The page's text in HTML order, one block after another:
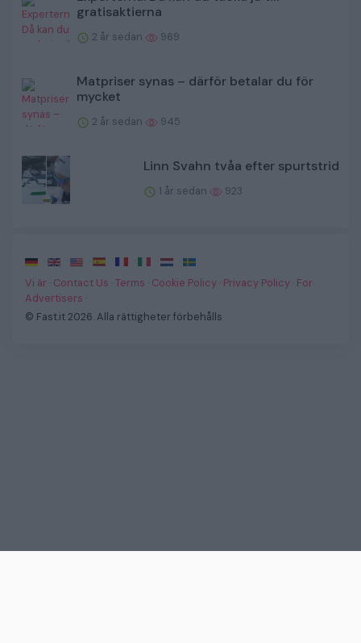
gratisaktierna
2 år sedan 969
Matpriser synas – därför betalar du för
mycket
2 år sedan 945
Linn Svahn tvåa efter spurtstrid
1 år sedan 923
· · · · · ·
·
Vi är · Contact Us ·Terms · Cookie Policy · Privacy Policy · For
Advertisers ·
© Fast.it 2026. Alla rättigheter förbehålls